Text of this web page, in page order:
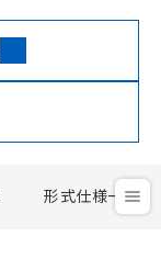
形式仕様一覧